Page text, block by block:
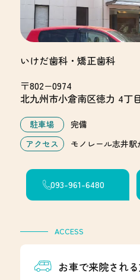
いけだ歯科・矯正歯科
〒802−0974
北九州市小倉南区徳力 4丁
駐車場
完備
アクセス
モノレール志井
093-961-6480
ACCESS
お車で来院され